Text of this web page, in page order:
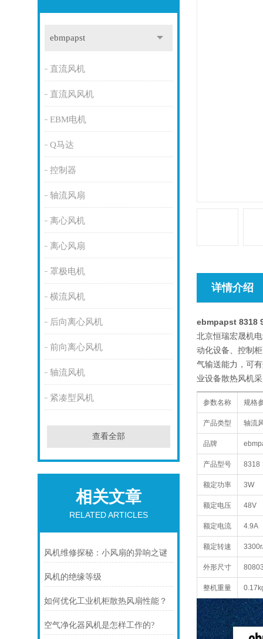
ebmpapst
直流风机
直流风风机
EBM电机
Q马达
控制器
轴流风扇
离心风机
离心风扇
罩极电机
横流风机
后向离心风机
前向离心风机
轴流风机
紧凑型风机
查看全部
相关文章
RELATED ARTICLES
风机维修探秘：小风扇的异响之谜
风机的绝缘等级
如何优化工业机柜散热风扇性能？
空气净化器风机是怎样工作的?
详情介绍
ebmpapst 8318
北京恒瑞宏晟机
动化设备、控制
气输送能力，可
业设备散热风机
参数名称 规格
产品类型 轴流
品牌
产品型号 8318
额定功率 3W
额定电压 48V
额定电流 4.9A
额定转速
外形尺寸 8080
整机重量